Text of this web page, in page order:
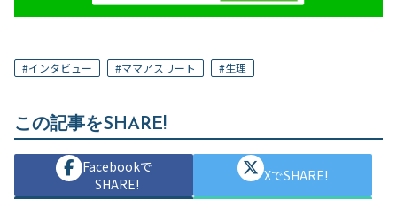
#インタビュー #ママアスリート #生理
この記事をSHARE!
Facebookで
SHARE!
XでSHARE!